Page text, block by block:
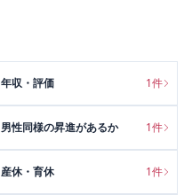
年収・評価 1件
男性同様の昇進があるか 1件
産休・育休 1件